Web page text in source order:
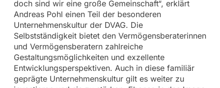
doch sind wir eine große Gemeinschaft“, erklärt
Andreas Pohl einen Teil der besonderen
Unternehmenskultur der DVAG. Die
Selbstständigkeit bietet den Vermögensberaterinnen
und Vermögensberatern zahlreiche
Gestaltungsmöglichkeiten und exzellente
Entwicklungsperspektiven. Auch in diese familiär
geprägte Unternehmenskultur gilt es weiter zu